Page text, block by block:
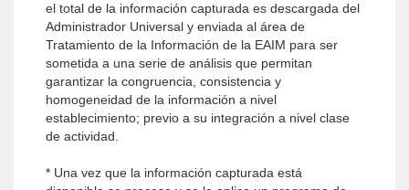
el total de la información capturada es descargada del
Administrador Universal y enviada al área de
Tratamiento de la Información de la EAIM para ser
sometida a una serie de análisis que permitan
garantizar la congruencia, consistencia y
homogeneidad de la información a nivel
establecimiento; previo a su integración a nivel clase
de actividad.
* Una vez que la información capturada está